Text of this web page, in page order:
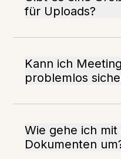
für Uploads?
Kann ich
problemlos
Wie gehe ich
Dokumenten